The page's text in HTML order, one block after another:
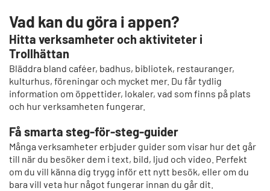
Vad kan du göra i appen?
Hitta verksamheter och aktiviteter i
Trollhättan
Bläddra bland caféer, badhus, bibliotek, restauranger,
kulturhus, föreningar och mycket mer. Du får tydlig
information om öppettider, lokaler, vad som finns på plats
och hur verksamheten fungerar.
Få smarta steg-för-steg-guider
Många verksamheter erbjuder guider som visar hur det går
till när du besöker dem i text, bild, ljud och video. Perfekt
om du vill känna dig trygg inför ett nytt besök, eller om du
bara vill veta hur något fungerar innan du går dit.